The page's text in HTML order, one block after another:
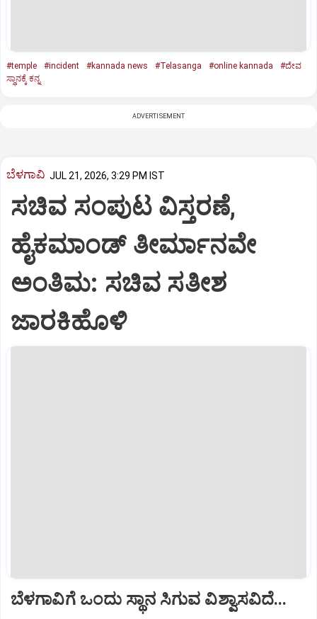
#temple #incident #kannada news #Telasanga #online kannada
#ದೇವ
ಸ್ಥಾನಕ್ಕೆ ಕನ್ನ
ADVERTISEMENT
ಬೆಳಗಾವಿ JUL 21, 2026, 3:29 PM IST
ಸಚಿವ ಸಂಪುಟ ವಿಸ್ತರಣೆ,
ಹೈಕಮಾಂಡ್ ತೀರ್ಮಾನವೇ
ಅಂತಿಮ: ಸಚಿವ ಸತೀಶ
ಜಾರಕಿಹೊಳಿ
ಬೆಳಗಾವಿಗೆ ಒಂದು ಸ್ಥಾನ ಸಿಗುವ ವಿಶ್ವಾಸವಿದೆ...